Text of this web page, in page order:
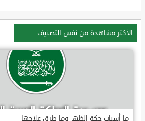
الأكثر مشاهدة من نفس التصنيف
ما أسباب حكة الظهر وما طرق علاجها